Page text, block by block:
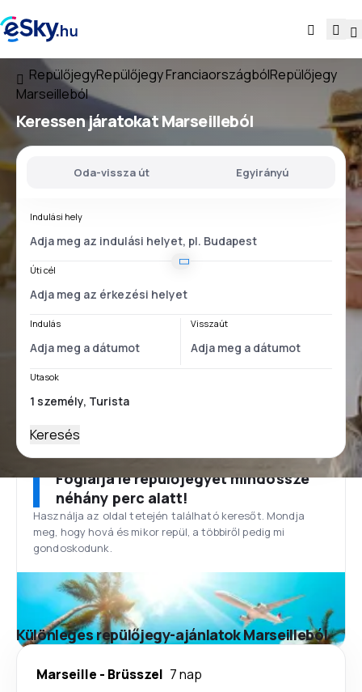
RepülőjegyRepülőjegy FranciaországbólRepülőjegy
Marseilleból
Keressen járatokatMarseilleból
Oda-vissza út Egyirányú
Indulási hely
Úti cél
Indulás Visszaút
Utasok
Keresés
Foglalja le repülőjegyét mindössze
néhány perc alatt!
Használja az oldal tetején található keresőt. Mondja
meg, hogy hová és mikor repül, a többiről pedig mi
gondoskodunk.
Különleges repülőjegy-ajánlatok Marseilleból
Marseille - Brüsszel 7 nap